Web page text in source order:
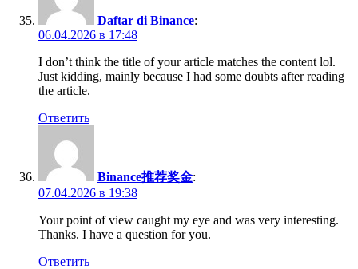
Daftar di Binance:
06.04.2026 в 17:48
I don’t think the title of your article matches the content lol.
Just kidding, mainly because I had some doubts after reading
the article.
Ответить
Binance推荐奖金:
07.04.2026 в 19:38
Your point of view caught my eye and was very interesting.
Thanks. I have a question for you.
Ответить